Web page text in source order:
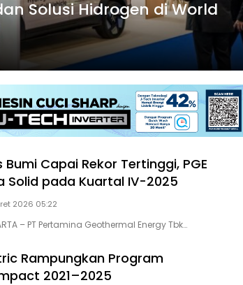
Solusi Hidrogen di World
Capai Rekor Tertinggi, PGE
Solid pada Kuartal IV-2025
2026 05:22
– PT Pertamina Geothermal Energy Tbk…
Rampungkan Program
2021–2025